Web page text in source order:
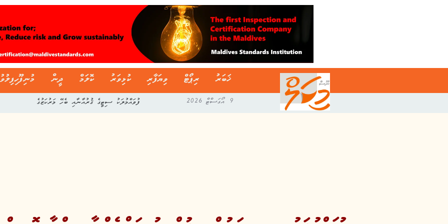
ޚަބަރު ރިޕޯޓް ވިޔަފާރި ކުޅިވަރު ކޮލަމް ދީން
9 އޯގަސްޓް 2026 ފުވައްމުލަކު ސިޓީގެ ޤުރުއާނާއި ބެހޭ މަރުކަޒުގެ